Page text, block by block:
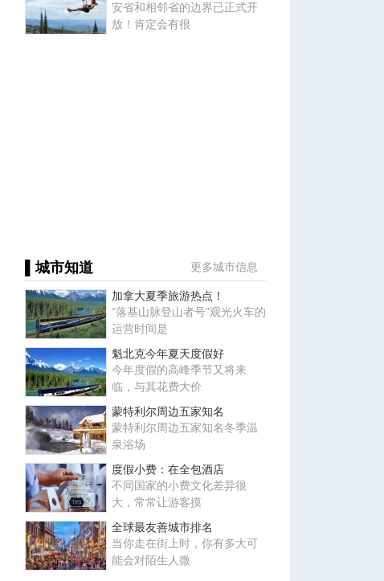
安省和相邻省的边界已正式开
放！肯定会有很
▌城市知道 更多城市信息
加拿大夏季旅游热点！
“落基山脉登山者号”观光火车的
运营时间是
魁北克今年夏天度假好
今年度假的高峰季节又将来
临，与其花费大价
蒙特利尔周边五家知名
蒙特利尔周边五家知名冬季温
泉浴场
度假小费：在全包酒店
不同国家的小费文化差异很
大，常常让游客摸
全球最友善城市排名
当你走在街上时，你有多大可
能会对陌生人微